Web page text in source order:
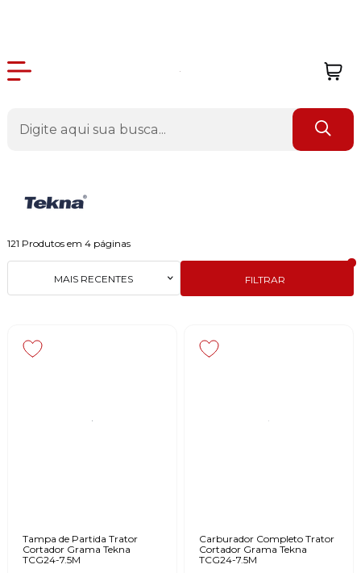
121 Produtos em 4 páginas
FILTRAR
MAIS RECENTES
Tampa de Partida Trator
Cortador Grama Tekna
TCG24-7.5M
Carburador Completo Trator
Cortador Grama Tekna
TCG24-7.5M